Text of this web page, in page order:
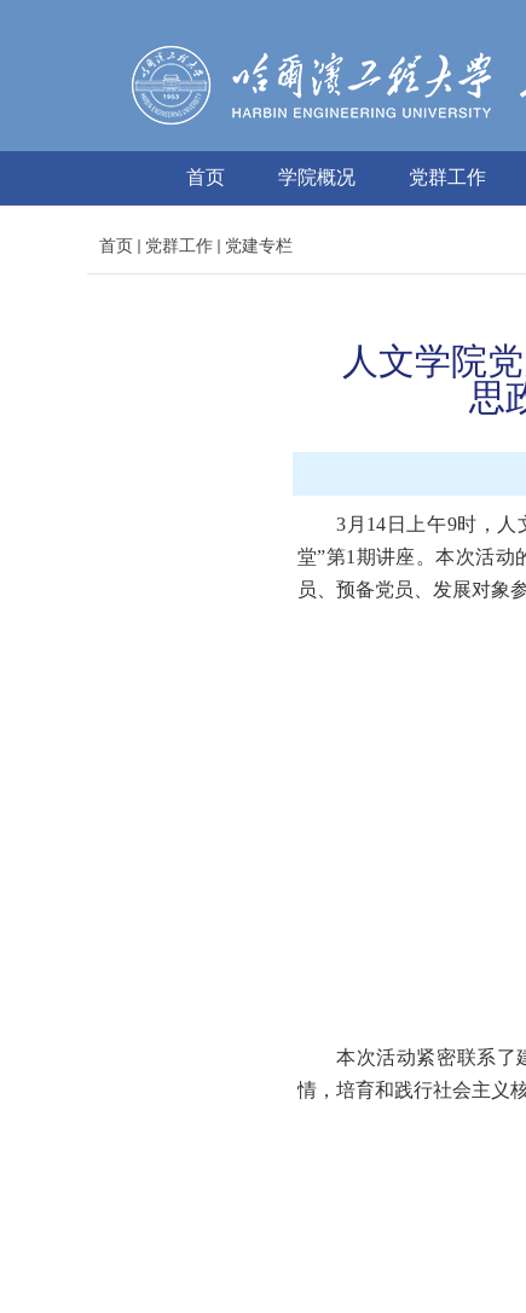
首页 学院概况 党群工作
首页 党群工作 党建专栏
人文学院
思
3月14日上午9时，
堂”第1期讲座。本次活
员、预备党员、发展对象
本次活动紧密联系了
情，培育和践行社会主义